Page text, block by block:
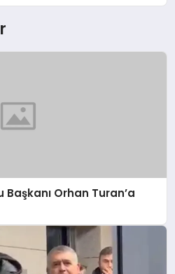
Başkanı Orhan Turan’a